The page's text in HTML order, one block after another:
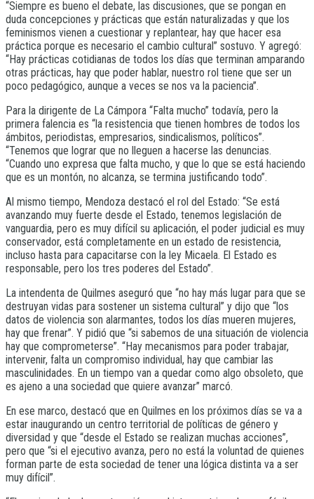
“Siempre es bueno el debate, las discusiones, que se pongan en
duda concepciones y prácticas que están naturalizadas y que los
feminismos vienen a cuestionar y replantear, hay que hacer esa
práctica porque es necesario el cambio cultural” sostuvo. Y agregó:
“Hay prácticas cotidianas de todos los días que terminan amparando
otras prácticas, hay que poder hablar, nuestro rol tiene que ser un
poco pedagógico, aunque a veces se nos va la paciencia”.
Para la dirigente de La Cámpora “Falta mucho” todavía, pero la
primera falencia es “la resistencia que tienen hombres de todos los
ámbitos, periodistas, empresarios, sindicalismos, políticos”.
“Tenemos que lograr que no lleguen a hacerse las denuncias.
“Cuando uno expresa que falta mucho, y que lo que se está haciendo
que es un montón, no alcanza, se termina justificando todo”.
Al mismo tiempo, Mendoza destacó el rol del Estado: “Se está
avanzando muy fuerte desde el Estado, tenemos legislación de
vanguardia, pero es muy difícil su aplicación, el poder judicial es muy
conservador, está completamente en un estado de resistencia,
incluso hasta para capacitarse con la ley Micaela. El Estado es
responsable, pero los tres poderes del Estado”.
La intendenta de Quilmes aseguró que “no hay más lugar para que se
destruyan vidas para sostener un sistema cultural” y dijo que “los
datos de violencia son alarmantes, todos los días mueren mujeres,
hay que frenar”. Y pidió que “si sabemos de una situación de violencia
hay que comprometerse”. “Hay mecanismos para poder trabajar,
intervenir, falta un compromiso individual, hay que cambiar las
masculinidades. En un tiempo van a quedar como algo obsoleto, que
es ajeno a una sociedad que quiere avanzar” marcó.
En ese marco, destacó que en Quilmes en los próximos días se va a
estar inaugurando un centro territorial de políticas de género y
diversidad y que “desde el Estado se realizan muchas acciones”,
pero que “si el ejecutivo avanza, pero no está la voluntad de quienes
forman parte de esta sociedad de tener una lógica distinta va a ser
muy difícil”.